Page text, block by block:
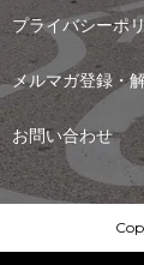
プライバシーポ
メルマガ登録・
お問い合わせ